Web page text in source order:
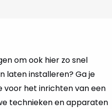
om ook hier zo snel
laten installeren? Ga je
voor het inrichten van een
technieken en apparaten